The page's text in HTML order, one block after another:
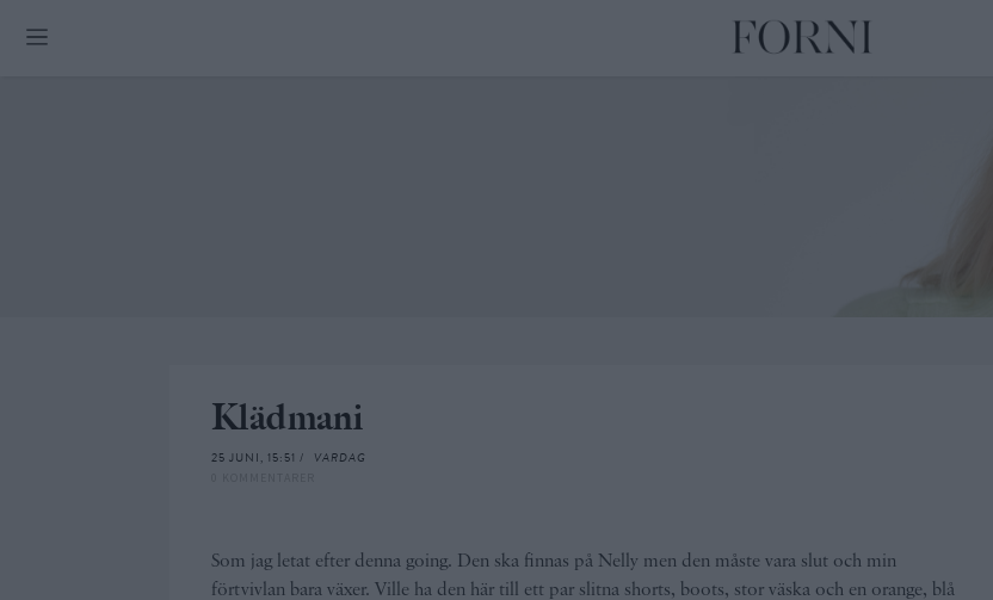
Klädmani
25 JUNI, 15:51 / VARDAG
Som jag letat efter denna going. Den ska finnas på Nelly men den måste vara slut och min
förtvivlan bara växer. Ville ha den här till ett par slitna shorts, boots, stor väska och en orange, blå